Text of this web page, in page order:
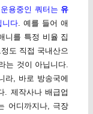
용중인 쿼터는 유
니다. 예를 들어 애
니를 특정 비율 집
도 직접 국내산으
는 것이 아닙니다.
라, 바로 방송국에
. 제작사나 배급업
어디까지나, 극장